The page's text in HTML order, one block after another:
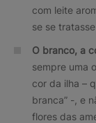
com leite
se se
O branco, a
sempre uma
cor da ilha –
branca” -, e
flores das